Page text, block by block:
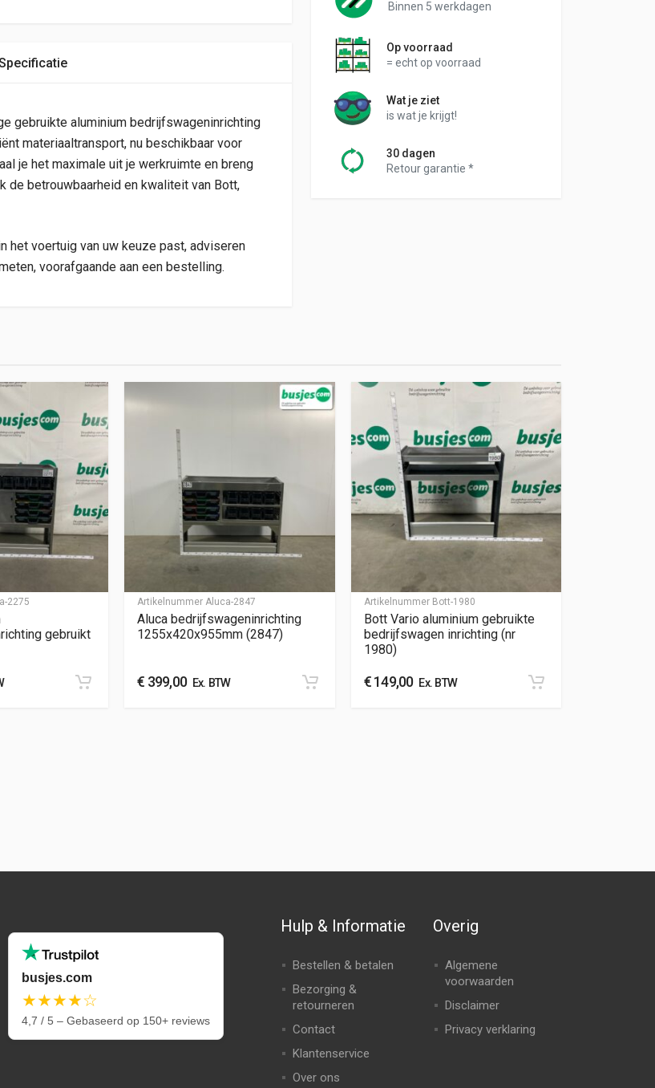
Binnen 5 werkdagen
Op voorraad
= echt op voorraad
Wat je ziet
is wat je krijgt!
30 dagen
Retour garantie *
gebruikte aluminium bedrijfswageninrichting
materiaaltransport, nu beschikbaar voor
je het maximale uit je werkruimte en breng
de betrouwbaarheid en kwaliteit van Bott,
het voertuig van uw keuze past, adviseren
voorafgaande aan een bestelling.
2275
gebruikt
Artikelnummer Aluca-2847
Aluca bedrijfswageninrichting
1255x420x955mm (2847)
€ 399,00Ex. BTW
Artikelnummer Bott-1980
Bott Vario aluminium gebruikte
bedrijfswagen inrichting (nr
1980)
€149,00Ex. BTW
busjes.com
★★★★☆
4,7 / 5 – Gebaseerd op 150+ reviews
Hulp & Informatie
Bestellen & betalen
Bezorging &
retourneren
Contact
Klantenservice
Over ons
Overig
Algemene
voorwaarden
Disclaimer
Privacy verklaring